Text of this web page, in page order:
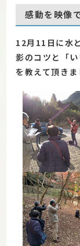
感動を映像
12月11日に水
影のコツと「
を教えて頂きま